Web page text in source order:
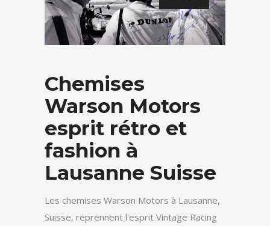
Chemises
Warson Motors
esprit rétro et
fashion à
Lausanne Suisse
Les chemises Warson Motors à Lausanne,
Suisse, reprennent l'esprit Vintage Racing